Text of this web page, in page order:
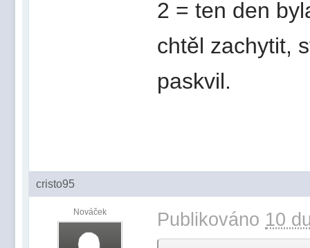
2 = ten den
chtěl zachytit,
paskvil.
cristo95
Nováček Publikováno 10